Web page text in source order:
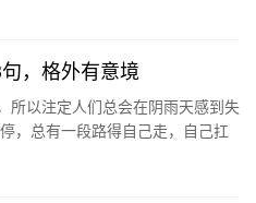
，格外有意境
所以注定人们总会在阴雨天感到失
，总有一段路得自己走，自己扛